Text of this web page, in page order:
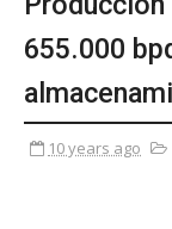
655.000
10 years ago